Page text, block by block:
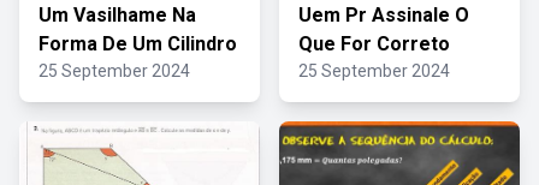
Um Vasilhame Na
Forma De Um Cilindro
25 September 2024
Uem Pr Assinale O
Que For Correto
25 September 2024